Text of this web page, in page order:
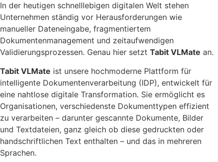
In der heutigen schnelllebigen digitalen Welt stehen
Unternehmen ständig vor Herausforderungen wie
manueller Dateneingabe, fragmentiertem
Dokumentenmanagement und zeitaufwendigen
Validierungsprozessen. Genau hier setzt Tabit VLMate an.
Tabit VLMate ist unsere hochmoderne Plattform für
intelligente Dokumentenverarbeitung (IDP), entwickelt für
eine nahtlose digitale Transformation. Sie ermöglicht es
Organisationen, verschiedenste Dokumenttypen effizient
zu verarbeiten – darunter gescannte Dokumente, Bilder
und Textdateien, ganz gleich ob diese gedruckten oder
handschriftlichen Text enthalten – und das in mehreren
Sprachen.